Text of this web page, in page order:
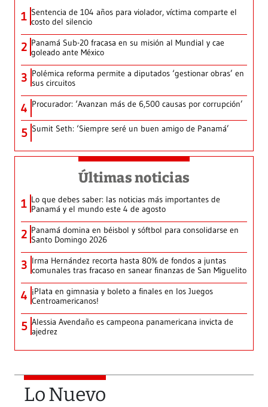
1 Sentencia de 104 años para violador, víctima comparte el
costo del silencio
2 Panamá Sub-20 fracasa en su misión al Mundial y cae
goleado ante México
3 Polémica reforma permite a diputados ‘gestionar obras’ en
sus circuitos
4 Procurador: ‘Avanzan más de 6,500 causas por corrupción’
5 Sumit Seth: ‘Siempre seré un buen amigo de Panamá’
Últimas noticias
1 Lo que debes saber: las noticias más importantes de
Panamá y el mundo este 4 de agosto
2 Panamá domina en béisbol y sóftbol para consolidarse en
Santo Domingo 2026
3 Irma Hernández recorta hasta 80% de fondos a juntas
comunales tras fracaso en sanear finanzas de San Miguelito
4 ¡Plata en gimnasia y boleto a finales en los Juegos
Centroamericanos!
5 Alessia Avendaño es campeona panamericana invicta de
ajedrez
Lo Nuevo